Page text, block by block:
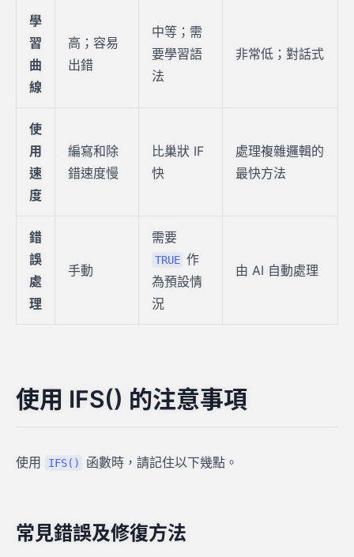
學
習
曲
線
高；容易
出錯
中等；需
要學習語
法
非常低；對話式
使
用
速
度
編寫和除
錯速度慢
比巢狀 IF
快
處理複雜邏輯的
最快方法
錯
誤
處
理
手動
需要
TRUE 作
為預設情
況
由 AI 自動處理
使用 IFS() 的注意事項
使用 IFS() 函數時，請記住以下幾點。
常見錯誤及修復方法